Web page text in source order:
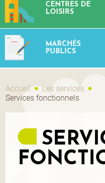
CENTRES DE
LOISIRS
MARCHÉS
PUBLICS
Accueil
Les services
Services fonctionnels